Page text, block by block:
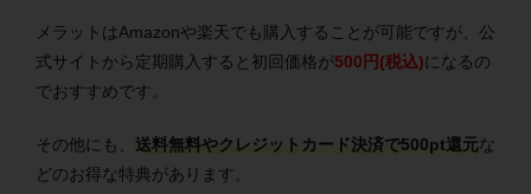
メラットはAmazonや楽天でも購入することが可能ですが、公
式サイトから定期購入すると初回価格が500円(税込)になるの
でおすすめです。
その他にも、 送料無料やクレジットカード決済で500pt還元な
どのお得な特典があります。